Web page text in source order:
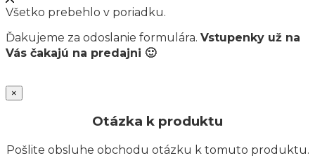
Všetko prebehlo v poriadku.
Ďakujeme za odoslanie formulára. Vstupenky už na
Vás čakajú na predajni 🙂
×
Otázka k produktu
Pošlite obsluhe obchodu otázku k tomuto produktu.